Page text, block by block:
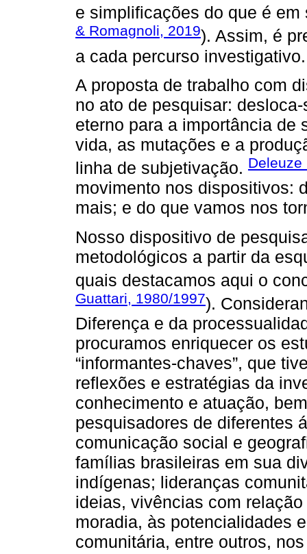
e simplificações do que é
& Romagnoli, 2019). Assim, é
a cada percurso investigativo.
A proposta de trabalho com
no ato de pesquisar:
eterno para a importância de
vida, as mutações e a
linha de subjetivação. Deleuze
movimento nos dispositivos:
mais; e do que vamos nos
Nosso dispositivo de
metodológicos a partir da
quais destacamos aqui o
Guattari, 1980/1997).
Diferença e da
procuramos enriquecer os
“informantes-chaves”, que
reflexões e estratégias da
conhecimento e atuação,
pesquisadores de diferentes
comunicação social e
famílias brasileiras em sua
indígenas; lideranças
ideias, vivências com
moradia, às potencialidades
comunitária, entre outros,